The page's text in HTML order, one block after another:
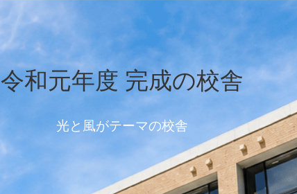
令和元年度 完成の校舎
光と風​がテーマの校舎